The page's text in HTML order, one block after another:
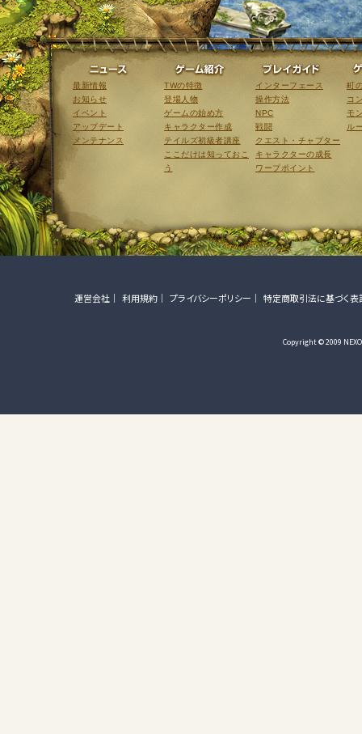
ニュース
最新情報
お知らせ
イベント
アップデート
メンテナンス
ゲーム紹介
TWの特徴
登場人物
ゲームの始め方
キャラクター作成
テイルズ初級者講座
ここだけは知っておこ
う
インターフェース
操作方法
NPC
戦闘
クエスト・チャプター
キャラクターの成長
ワープポイント
町
コ
モ
ル
運営会社 利用規約 プライバシーポリシー 特定商取引法に基づく表
Copyright © 2009